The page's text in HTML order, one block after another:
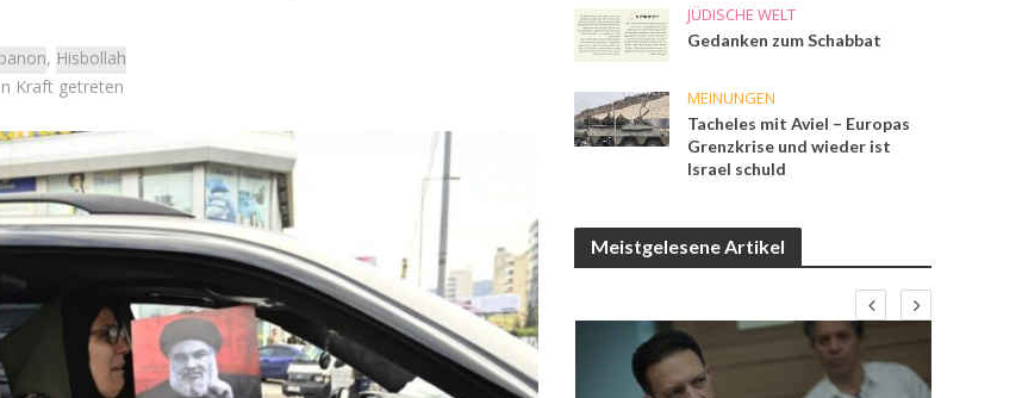
, Hisbollah
Kraft getreten
JÜDISCHE WELT
Gedanken zum Schabbat
MEINUNGEN
Tacheles mit Aviel – Europas
Grenzkrise und wieder ist
Israel schuld
Meistgelesene Artikel
Israel